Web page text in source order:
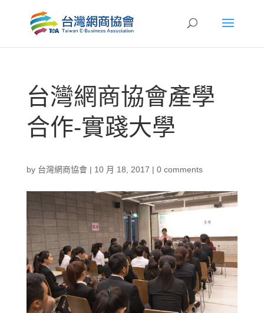
台灣網商協會產學
合作-實踐大學
by 台灣網商協會| 10 月 18, 2017 | 0 comments